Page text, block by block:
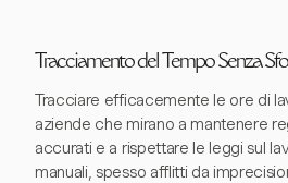
Tracciamento del Tempo Senza
Tracciare efficacemente le ore di
aziende che mirano a mantenere
accurati e a rispettare le leggi sul
manuali, spesso afflitti da